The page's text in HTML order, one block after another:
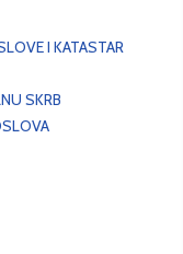
I KATASTAR
SKRB